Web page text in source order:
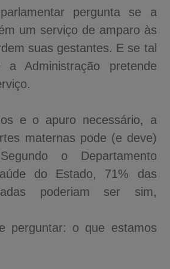
pergunta se a
um serviço de amparo às
suas gestantes. E se tal
Administração pretende
e o apuro necessário, a
maternas pode (e deve)
o Departamento
do Estado, 71% das
poderiam ser sim,
perguntar: o que estamos